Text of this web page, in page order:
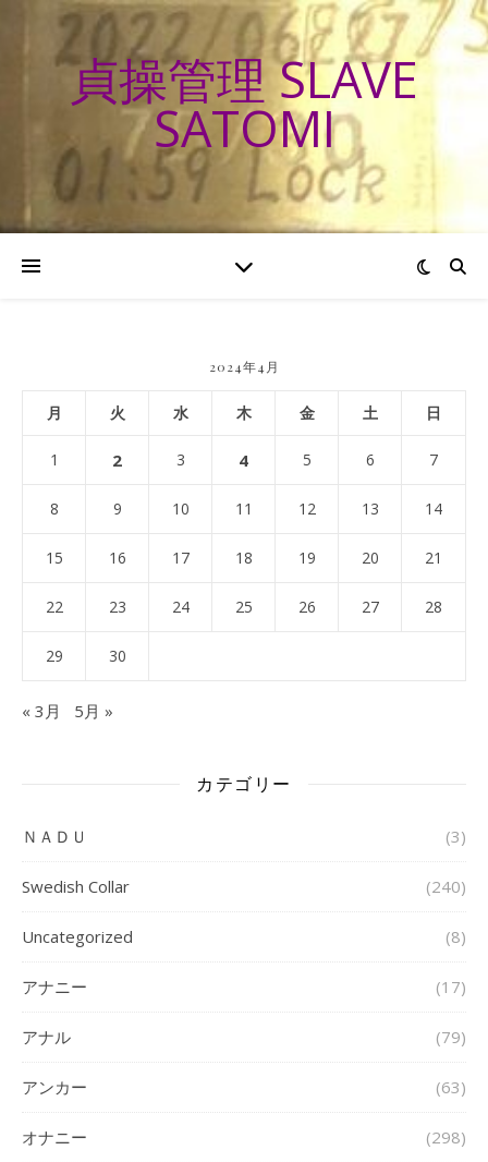
貞操管理 SLAVE
SATOMI
2024年4月
月 火 水 木 金 土 日
1 2 3 4 5 6 7
8 9 10 11 12 13 14
15 16 17 18 19 20 21
22 23 24 25 26 27 28
29 30
« 3月 5月 »
カテゴリー
ＮＡＤＵ (3)
Swedish Collar (240)
Uncategorized (8)
アナニー (17)
アナル (79)
アンカー (63)
オナニー (298)